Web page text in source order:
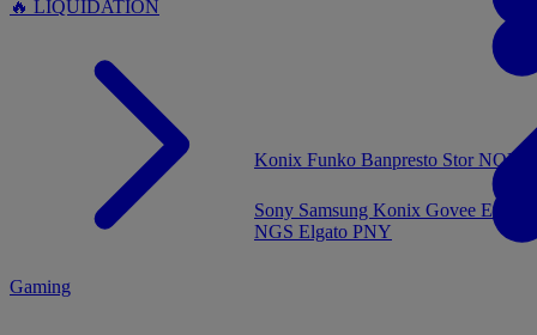
🔥 LIQUIDATION
Konix Funko Banpresto Stor
Gaming
Sony Samsung Konix Govee
NGS Elgato PNY